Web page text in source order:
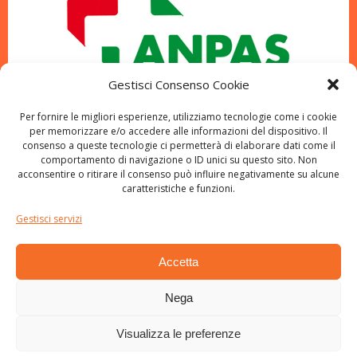
Gestisci Consenso Cookie
Per fornire le migliori esperienze, utilizziamo tecnologie come i cookie
per memorizzare e/o accedere alle informazioni del dispositivo. Il
consenso a queste tecnologie ci permetterà di elaborare dati come il
comportamento di navigazione o ID unici su questo sito. Non
acconsentire o ritirare il consenso può influire negativamente su alcune
caratteristiche e funzioni.
Gestisci servizi
Accetta
Nega
Visualizza le preferenze